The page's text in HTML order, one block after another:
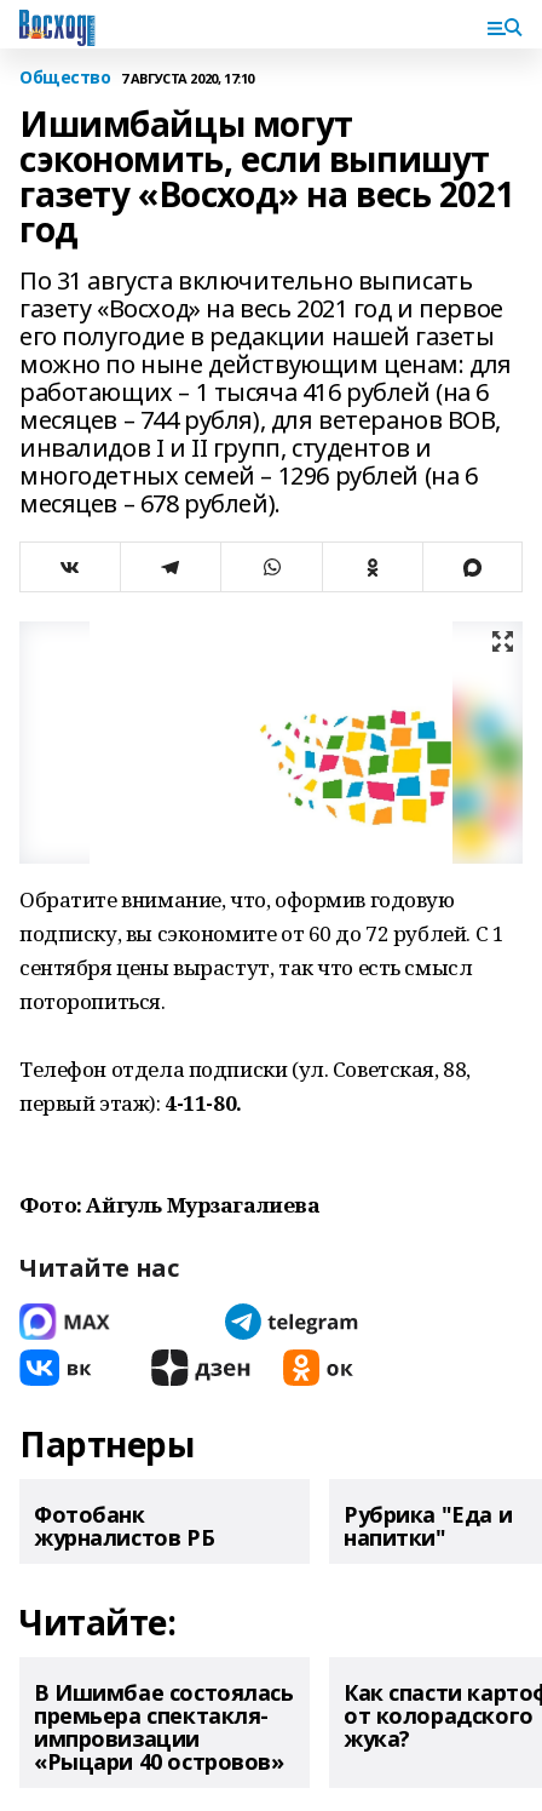
Общество 7 АВГУСТА 2020, 17:10
Ишимбайцы могут
сэкономить, если выпишут
газету «Восход» на весь 2021
год
По 31 августа включительно выписать
газету «Восход» на весь 2021 год и первое
его полугодие в редакции нашей газеты
можно по ныне действующим ценам: для
работающих – 1 тысяча 416 рублей (на 6
месяцев – 744 рубля), для ветеранов ВОВ,
инвалидов I и II групп, студентов и
многодетных семей – 1296 рублей (на 6
месяцев – 678 рублей).
Обратите внимание, что, оформив годовую
подписку, вы сэкономите от 60 до 72 рублей. С 1
сентября цены вырастут, так что есть смысл
поторопиться.
Телефон отдела подписки (ул. Советская, 88,
первый этаж): 4-11-80.
Фото: Айгуль Мурзагалиева
Читайте нас
Партнеры
Фотобанк
журналистов РБ
Рубрика "Еда и
напитки"
Читайте:
В Ишимбае состоялась
премьера спектакля-
импровизации
«Рыцари 40 островов»
Как спасти
от колорадского
жука?